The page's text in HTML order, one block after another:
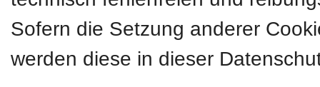
Sofern die Setzung anderer
werden diese in dieser